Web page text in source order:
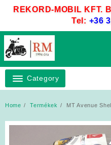
REKORD-MOBIL KFT.
Tel: +36
Category
Home Termékek MT Avenue